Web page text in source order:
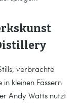
verbrachte
kleinen Fässern
Andy Watts nutzt